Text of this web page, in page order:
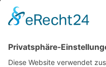
Noch